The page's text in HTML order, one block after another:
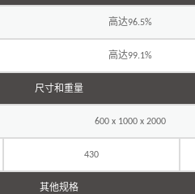
高达96.5%
高达99.1%
尺寸和重量
600 x 1000 x 2000
430
其他规格